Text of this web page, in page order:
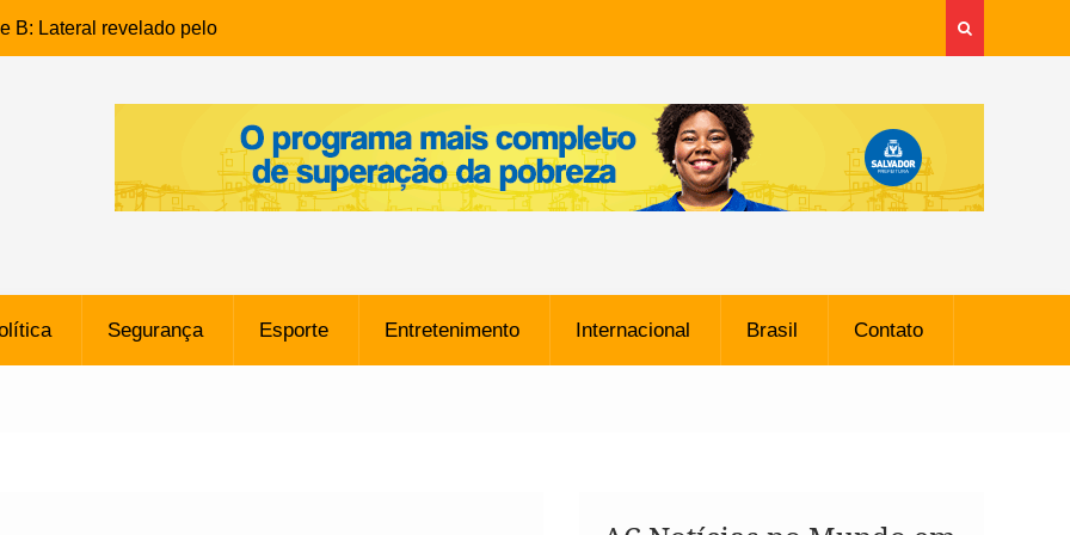
B: Lateral revelado pelo
do Novorizontino de
policial na Bahia prende 14
ligada a ‘Zói de Gato’, do
Freitas: Homem é
bairro Caji
Dívida de R$ 80 Milhões
Segurança Esporte Entretenimento Internacional Brasil Contato